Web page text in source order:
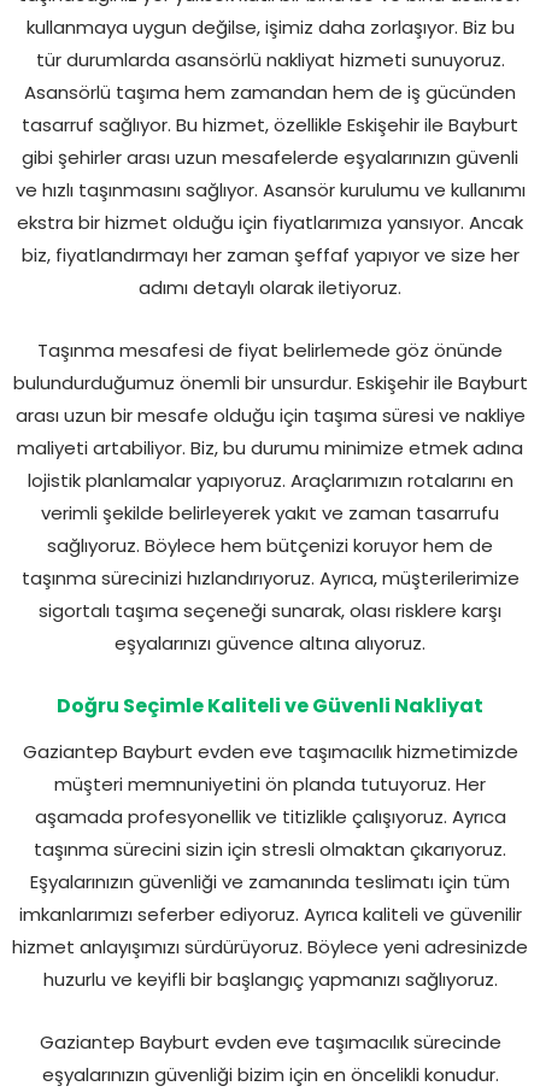
kullanmaya uygun değilse, işimiz daha zorlaşıyor. Biz bu
tür durumlarda asansörlü nakliyat hizmeti sunuyoruz.
Asansörlü taşıma hem zamandan hem de iş gücünden
tasarruf sağlıyor. Bu hizmet, özellikle Eskişehir ile Bayburt
gibi şehirler arası uzun mesafelerde eşyalarınızın güvenli
ve hızlı taşınmasını sağlıyor. Asansör kurulumu ve kullanımı
ekstra bir hizmet olduğu için fiyatlarımıza yansıyor. Ancak
biz, fiyatlandırmayı her zaman şeffaf yapıyor ve size her
adımı detaylı olarak iletiyoruz.
Taşınma mesafesi de fiyat belirlemede göz önünde
bulundurduğumuz önemli bir unsurdur. Eskişehir ile Bayburt
arası uzun bir mesafe olduğu için taşıma süresi ve nakliye
maliyeti artabiliyor. Biz, bu durumu minimize etmek adına
lojistik planlamalar yapıyoruz. Araçlarımızın rotalarını en
verimli şekilde belirleyerek yakıt ve zaman tasarrufu
sağlıyoruz. Böylece hem bütçenizi koruyor hem de
taşınma sürecinizi hızlandırıyoruz. Ayrıca, müşterilerimize
sigortalı taşıma seçeneği sunarak, olası risklere karşı
eşyalarınızı güvence altına alıyoruz.
Doğru Seçimle Kaliteli ve Güvenli Nakliyat
Gaziantep Bayburt evden eve taşımacılık hizmetimizde
müşteri memnuniyetini ön planda tutuyoruz. Her
aşamada profesyonellik ve titizlikle çalışıyoruz. Ayrıca
taşınma sürecini sizin için stresli olmaktan çıkarıyoruz.
Eşyalarınızın güvenliği ve zamanında teslimatı için tüm
imkanlarımızı seferber ediyoruz. Ayrıca kaliteli ve güvenilir
hizmet anlayışımızı sürdürüyoruz. Böylece yeni adresinizde
huzurlu ve keyifli bir başlangıç yapmanızı sağlıyoruz.
Gaziantep Bayburt evden eve taşımacılık sürecinde
eşyalarınızın güvenliği bizim için en öncelikli konudur.